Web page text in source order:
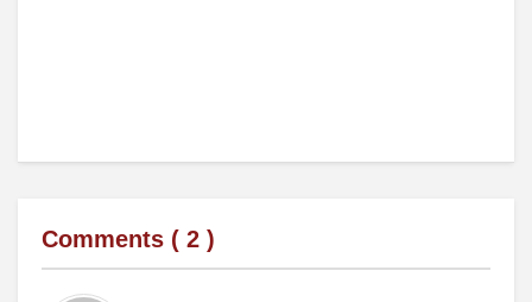
Comments ( 2 )